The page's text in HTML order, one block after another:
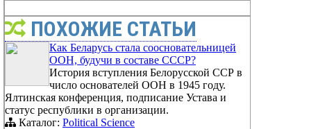
ПОХОЖИЕ СТАТЬИ
Как Беларусь стала соосновательницей
ООН, будучи в составе СССР?
История вступления Белорусской ССР в
число основателей ООН в 1945 году.
Ялтинская конференция, подписание Устава и
статус республики в организации.
Каталог: Political Science